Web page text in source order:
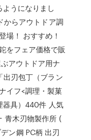
うになりまし
からアウトドア調
場！ おすすめ！
をフェア価格で販
アウトドア用ナ
出刃包丁（ブラン
イフ<調理・製菓
器具）440件 人気
青木刃物製作所 (
ン鋼 PC柄 出刃